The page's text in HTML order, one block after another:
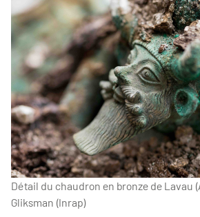
Détail du chaudron en bronze de Lavau
Gliksman (Inrap)